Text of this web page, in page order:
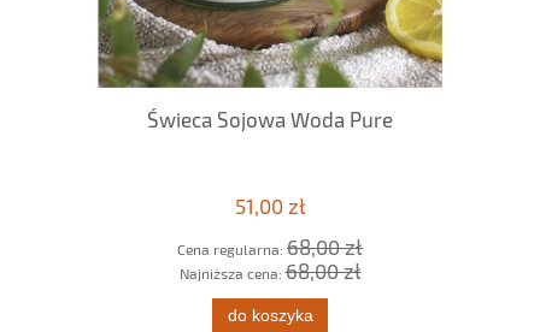
Świeca Sojowa Woda Pure
51,00 zł
Cena regularna: 68,00 zł
Najniższa cena:68,00 zł
do koszyka